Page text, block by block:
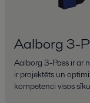
Aalborg 3-
Aalborg 3-Pass ir ar
ir projektēts un
kompetenci visos